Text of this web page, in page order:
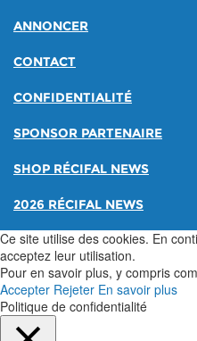
ANNONCER
CONTACT
CONFIDENTIALITÉ
SPONSOR PARTENAIRE
SHOP RÉCIFAL NEWS
2026 RÉCIFAL NEWS
Ce site utilise des cookies. En
acceptez leur utilisation.
Pour en savoir plus, y compris
Accepter Rejeter En savoir plus
Politique de confidentialité